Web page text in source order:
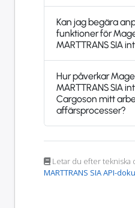
Kan jag begära
funktioner för
MARTTRANS SIA
Hur påverkar
MARTTRANS SIA
Cargoson mitt
affärsprocesser?
Letar du efter tekniska
MARTTRANS SIA API-